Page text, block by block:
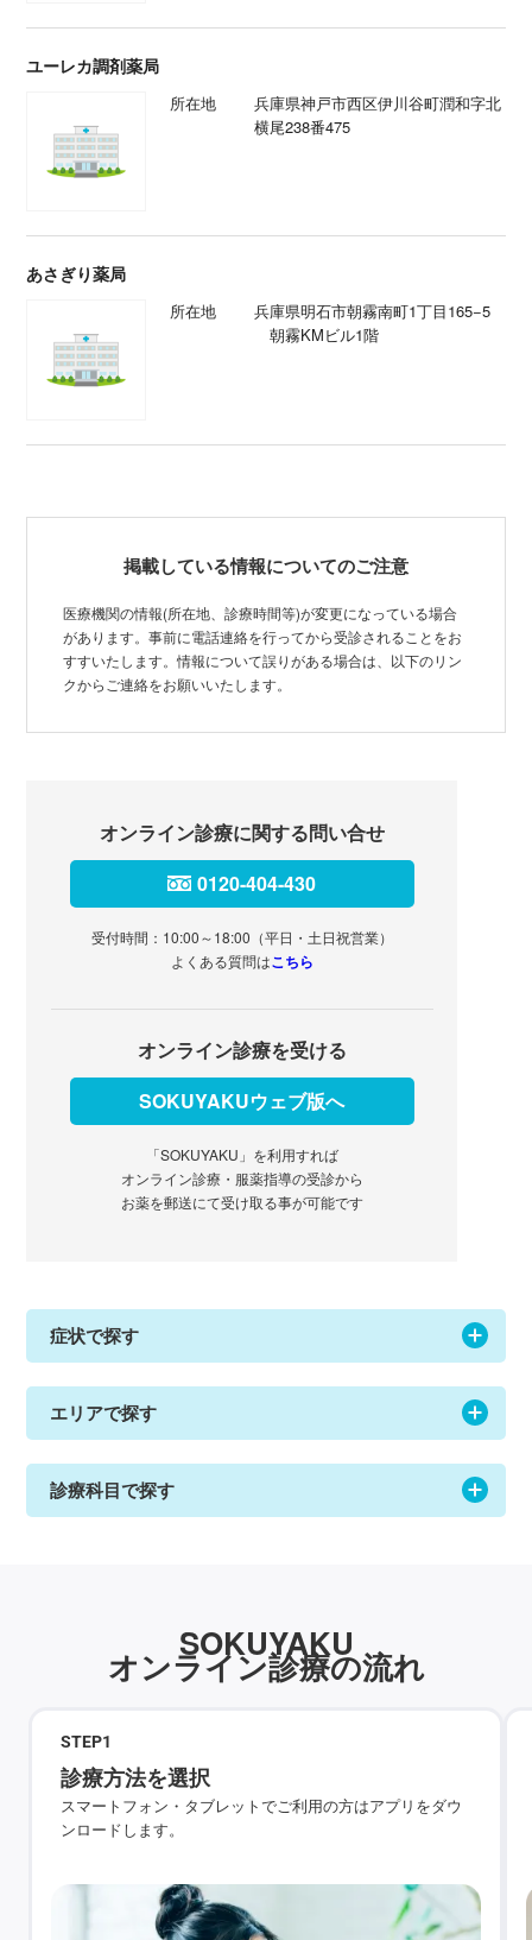
ユーレカ調剤薬局
所在地
兵庫県神戸市西区伊川谷町潤和字北
横尾238番475
あさぎり薬局
所在地
兵庫県明石市朝霧南町1丁目165−5
朝霧KMビル1階
掲載している情報についてのご注意
医療機関の情報(所在地、診療時間等)が変更になっている場合
があります。事前に電話連絡を行ってから受診されることをお
すすいたします。情報について誤りがある場合は、以下のリン
クからご連絡をお願いいたします。
オンライン診療に関する問い合せ
0120-404-430
受付時間：10:00～18:00（平日・土日祝営業）
よくある質問はこちら
オンライン診療を受ける
SOKUYAKUウェブ版へ
「SOKUYAKU」を利用すれば
オンライン診療・服薬指導の受診から
お薬を郵送にて受け取る事が可能です
症状で探す
エリアで探す
診療科目で探す
SOKUYAKU
オンライン診療の流れ
STEP1
診療方法を選択
スマートフォン・タブレットでご利用の方はアプリをダウ
ンロードします。